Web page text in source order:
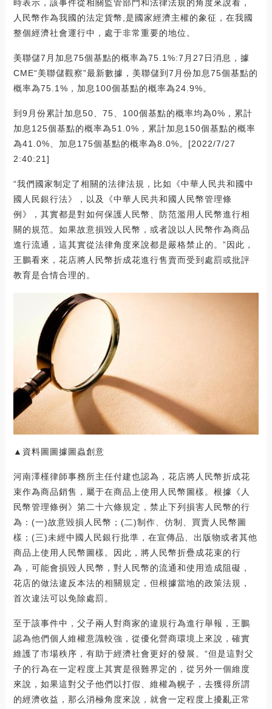
時表示，該事件從相關監管部門和法律法規的角度來說看，
人民幣作為我國的法定貨幣,是國家經濟主權的象征，在我國
整個經濟社會運行中，處于非常重要的地位。
美聯儲7月加息75個基點的概率為75.1%:7月27日消息，據
CME“美聯儲觀察”最新數據，美聯儲到7月份加息75個基點的
概率為75.1%，加息100個基點的概率為24.9%。
到9月份累計加息50、75、100個基點的概率均為0%，累計
加息125個基點的概率為51.0%，累計加息150個基點的概率
為41.0%、加息175個基點的概率為8.0%。[2022/7/27
2:40:21]
“我們國家制定了相關的法律法規，比如《中華人民共和國中
國人民銀行法》，以及《中華人民共和國人民幣管理條
例》，其實都是對如何保護人民幣、防范濫用人民幣進行相
關的規范。如果故意損毀人民幣，或者說以人民幣作為商品
進行流通，這其實從法律角度來說都是嚴格禁止的。”因此，
王鵬看來，花店將人民幣折成花進行售賣而受到處罰或批評
教育是合情合理的。
▲資料圖圖據圖蟲創意
河南澤槿律師事務所主任付建也認為，花店將人民幣折成花
束作為商品銷售，屬于在商品上使用人民幣圖樣。根據《人
民幣管理條例》第二十六條規定，禁止下列損害人民幣的行
為：(一)故意毀損人民幣；(二)制作、仿制、買賣人民幣圖
樣；(三)未經中國人民銀行批準，在宣傳品、出版物或者其他
商品上使用人民幣圖樣。因此，將人民幣折疊成花束的行
為，可能會損毀人民幣，對人民幣的流通和使用造成阻礙，
花店的做法違反本法的相關規定，但根據當地的政策法規，
首次違法可以免除處罰。
至于該事件中，父子兩人對商家的違規行為進行舉報，王鵬
認為他們個人維權意識較強，從優化營商環境上來說，確實
維護了市場秩序，有助于經濟社會更好的發展。“但是這對父
子的行為在一定程度上其實是很難界定的，從另外一個維度
來說，如果這對父子他們以打假、維權為幌子，去獲得所謂
的經濟收益，那么消極角度來說，就會一定程度上擾亂正常